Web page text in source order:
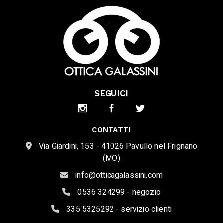
SEGUICI
CONTATTI
Via Giardini, 153 - 41026 Pavullo nel Frignano
(MO)
info@otticagalassini.com
0536 324299 - negozio
335 5325292 - servizio clienti